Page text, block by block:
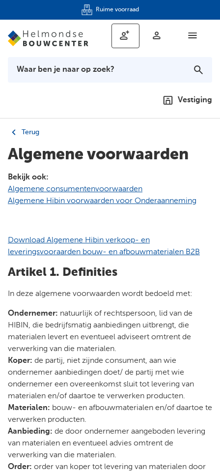
Ruim 90 jaar ervaring
Vestiging
Terug
Algemene voorwaarden
Bekijk ook:
Algemene consumentenvoorwaarden
Algemene Hibin voorwaarden voor Onderaanneming
Download Algemene Hibin verkoop- en
leveringsvooraarden bouw- en afbouwmaterialen B2B
Artikel 1. Definities
In deze algemene voorwaarden wordt bedoeld met:
Ondernemer: natuurlijk of rechtspersoon, lid van de
HIBIN, die bedrijfsmatig aanbiedingen uitbrengt, die
materialen levert en eventueel adviseert omtrent de
verwerking van die materialen.
Koper: de partij, niet zijnde consument, aan wie
ondernemer aanbiedingen doet/ de partij met wie
ondernemer een overeenkomst sluit tot levering van
materialen en/of daartoe te verwerken producten.
Materialen: bouw- en afbouwmaterialen en/of daartoe te
verwerken producten.
Aanbieding: de door ondernemer aangeboden levering
van materialen en eventueel advies omtrent de
verwerking van die materialen.
Order: order van koper tot levering van materialen door